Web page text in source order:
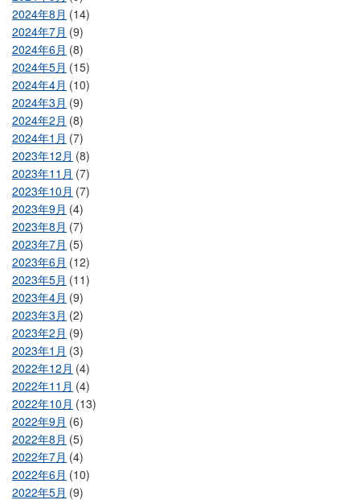
2024年8月 (14)
2024年7月 (9)
2024年6月 (8)
2024年5月 (15)
2024年4月 (10)
2024年3月 (9)
2024年2月 (8)
2024年1月 (7)
2023年12月 (8)
2023年11月 (7)
2023年10月 (7)
2023年9月 (4)
2023年8月 (7)
2023年7月 (5)
2023年6月 (12)
2023年5月 (11)
2023年4月 (9)
2023年3月 (2)
2023年2月 (9)
2023年1月 (3)
2022年12月 (4)
2022年11月 (4)
2022年10月 (13)
2022年9月 (6)
2022年8月 (5)
2022年7月 (4)
2022年6月 (10)
2022年5月 (9)